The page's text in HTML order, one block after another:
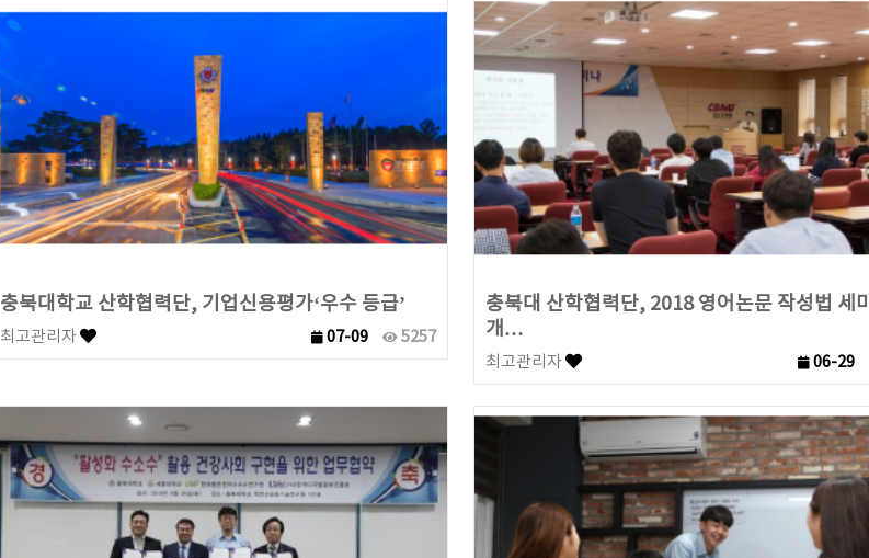
충북대학교 산학협력단, 기업신용평가‘우수 등급’
최고관리자 07-09 5257
충북대 산학협력단, 2018 영어논문 작성법 세
개…
최고관리자 06-29